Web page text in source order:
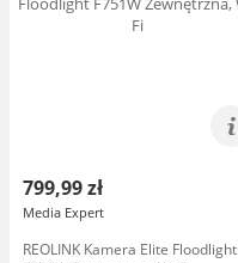
799,99 zł
Media Expert
REOLINK Kamera Elite Floodlight